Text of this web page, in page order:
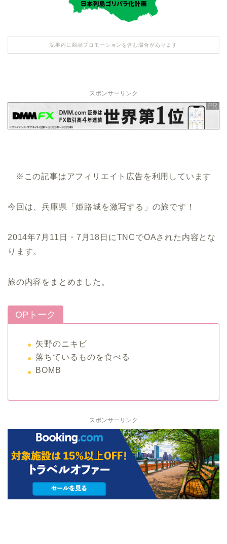
記事内に商品プロモーションを含む場合があります
スポンサーリンク
※この記事はアフィリエイト広告を利用しています
今回は、兵庫県「姫路城を激写する」の旅です！
2014年7月11日・7月18日にTNCでOAされた内容とな
ります。
旅の内容をまとめました。
OPトーク
矢野のニキビ
落ちているものを食べる
BOMB
スポンサーリンク